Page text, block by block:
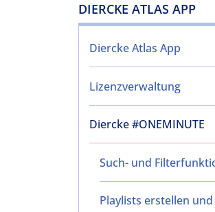
DIERCKE ATLAS APP
Diercke Atlas App
Lizenzverwaltung
Diercke #ONEMINUTE
Such- und
Playlists erstellen